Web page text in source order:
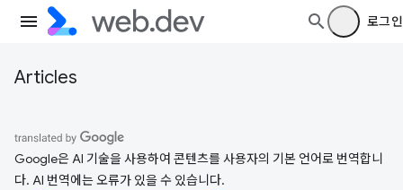
로그인
Articles
Google은 AI 기술을 사용하여 콘텐츠를 사용자의 기본 언어로 번역합니
다. AI 번역에는 오류가 있을 수 있습니다.